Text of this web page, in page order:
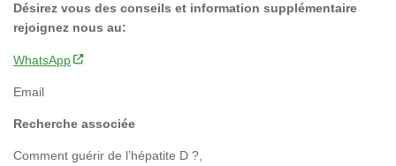
Désirez vous des conseils et information supplémentaire
rejoignez nous au:
WhatsApp
Email
Recherche associée
Comment guérir de l’hépatite D ?,